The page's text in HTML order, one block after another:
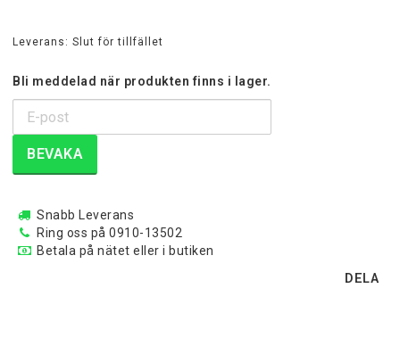
Leverans: Slut för tillfället
Bli meddelad när produkten finns i lager.
BEVAKA
Snabb Leverans
Ring oss på 0910-13502
Betala på nätet eller i butiken
DELA